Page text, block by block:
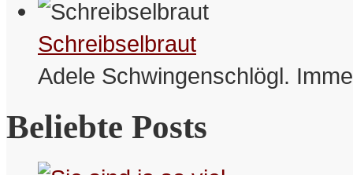
Schreibselbraut
Adele Schwingenschlögl.
Beliebte Posts